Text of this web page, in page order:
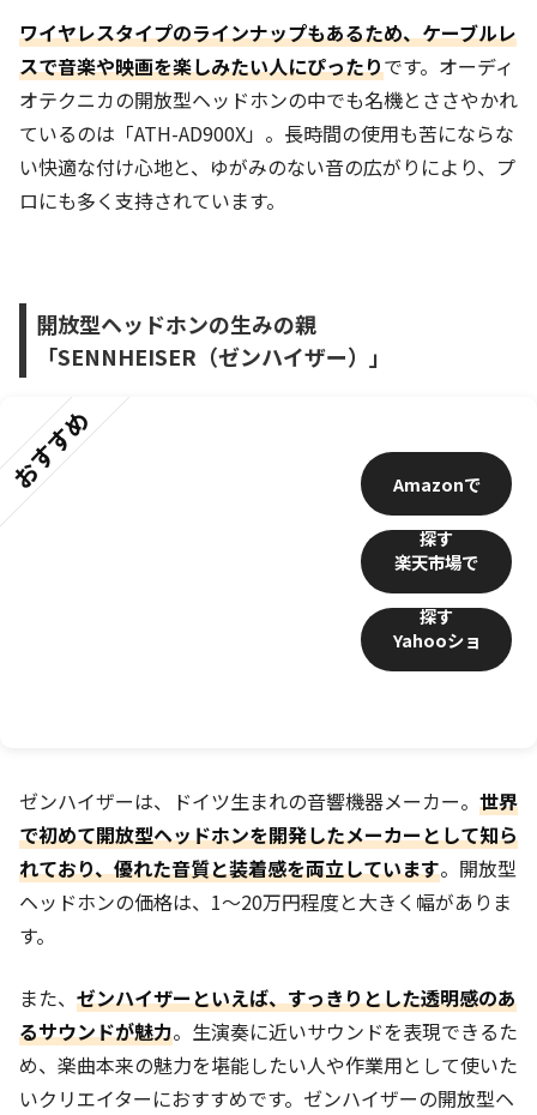
ワイヤレスタイプのラインナップもあるため、ケーブルレ
スで音楽や映画を楽しみたい人にぴったりです。オーディ
オテクニカの開放型ヘッドホンの中でも名機とささやかれ
ているのは「ATH-AD900X」。長時間の使用も苦にならな
い快適な付け心地と、ゆがみのない音の広がりにより、プ
ロにも多く支持されています。
開放型ヘッドホンの生みの親
「SENNHEISER（ゼンハイザー）」
おすすめ
楽天市場
Amazon
Yahooショ
ゼンハイザーは、ドイツ生まれの音響機器メーカー。 世界
で初めて開放型ヘッドホンを開発したメーカーとして知ら
れており、優れた音質と装着感を両立しています。開放型
ヘッドホンの価格は、1～20万円程度と大きく幅がありま
す。
また、 ゼンハイザーといえば、すっきりとした透明感のあ
るサウンドが魅力。生演奏に近いサウンドを表現できるた
め、楽曲本来の魅力を堪能したい人や作業用として使いた
いクリエイターにおすすめです。ゼンハイザーの開放型ヘ